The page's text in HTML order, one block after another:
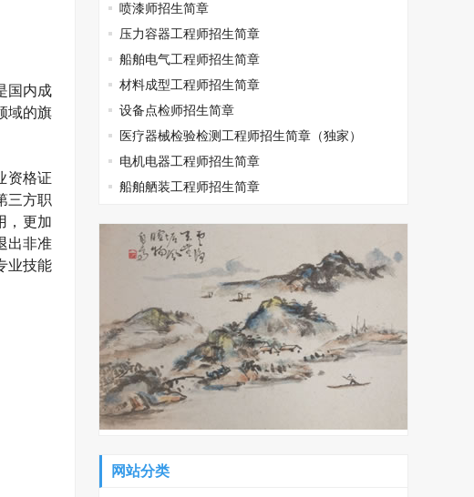
国内成
域的旗
资格证
三方职
，更加
出非准
业技能
喷漆师招生简章
压力容器工程师招生简章
船舶电气工程师招生简章
材料成型工程师招生简章
设备点检师招生简章
医疗器械检验检测工程师招生简章（独家）
电机电器工程师招生简章
船舶舾装工程师招生简章
网站分类